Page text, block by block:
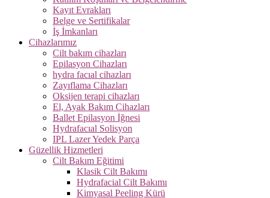
Kayıt Evrakları
Belge ve Sertifikalar
İş İmkanları
Cihazlarımız
Cilt bakım cihazları
Epilasyon Cihazları
hydra facıal cihazları
Zayıflama Cihazları
Oksijen terapi cihazları
El, Ayak Bakım Cihazları
Ballet Epilasyon İğnesi
Hydrafacıal Solisyon
IPL Lazer Yedek Parça
Güzellik Hizmetleri
Cilt Bakım Eğitimi
Klasik Cilt Bakımı
Hydrafacial Cilt Bakımı
Kimyasal Peeling Kürü